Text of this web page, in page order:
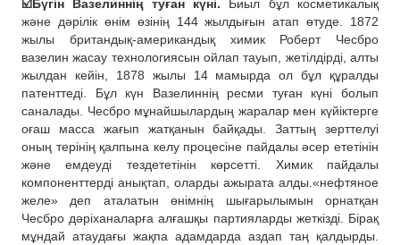
☑️Бүгін Вазелиннің туған күні. Биыл бұл косметикалық
және дәрілік өнім өзінің 144 жылдығын атап өтуде. 1872
жылы британдық-американдық химик Роберт Чесбро
вазелин жасау технологиясын ойлап тауып, жетілдірді, алты
жылдан кейін, 1878 жылы 14 мамырда ол бұл құралды
патенттеді. Бұл күн Вазелиннің ресми туған күні болып
саналады. Чесбро мұнайшылардың жаралар мен күйіктерге
оғаш масса жағып жатқанын байқады. Заттың зерттелуі
оның терінің қалпына келу процесіне пайдалы әсер ететінін
және емдеуді тездететінін көрсетті. Химик пайдалы
компоненттерді анықтап, оларды ажырата алды.«нефтяное
желе» деп аталатын өнімнің шығарылымын орнатқан
Чесбро дәріханаларға алғашқы партияларды жеткізді. Бірақ
мұндай атаудағы жақпа адамдарда аздап таң қалдырды.